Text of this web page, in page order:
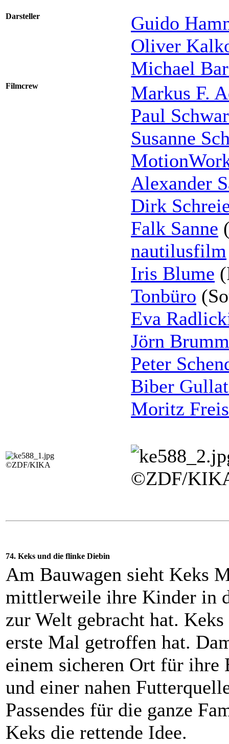
Darsteller
Guido
Oliver
Michael
Filmcrew
Markus F.
Paul
Susanne
Alexander
Dirk
Falk Sanne
nautilusfilm
Iris Blume
Tonbüro
Eva
Jörn
Peter
Biber
Moritz
©ZDF/KIKA
©ZDF/
74. Keks und die flinke Diebin
Am Bauwagen sieht Keks
mittlerweile ihre Kinder in
zur Welt gebracht hat.
erste Mal getroffen hat.
einem sicheren Ort für ihre
und einer nahen
Passendes für die ganze
Keks die rettende Idee.